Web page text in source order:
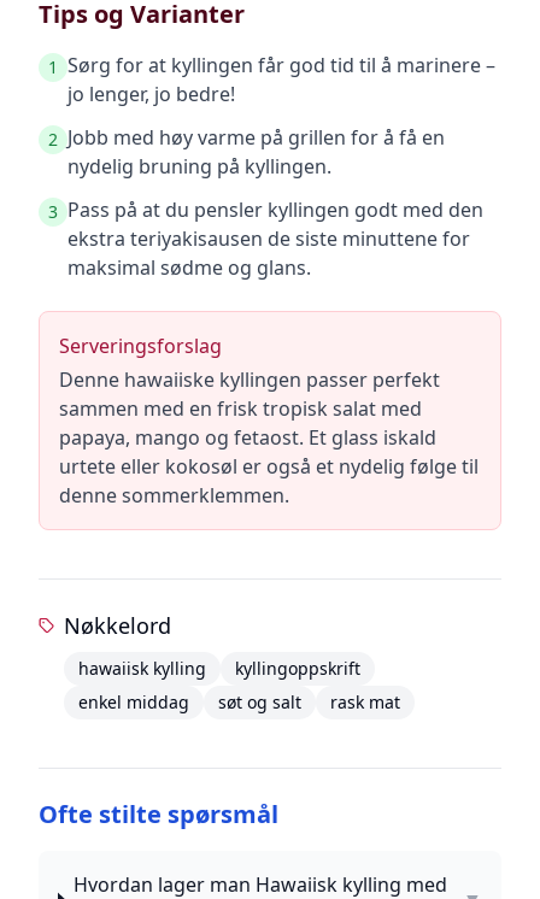
Tips og Varianter
1 Sørg for at kyllingen får god tid til å marinere –
jo lenger, jo bedre!
2 Jobb med høy varme på grillen for å få en
nydelig bruning på kyllingen.
3 Pass på at du pensler kyllingen godt med den
ekstra teriyakisausen de siste minuttene for
maksimal sødme og glans.
Serveringsforslag
Denne hawaiiske kyllingen passer perfekt
sammen med en frisk tropisk salat med
papaya, mango og fetaost. Et glass iskald
urtete eller kokosøl er også et nydelig følge til
denne sommerklemmen.
Nøkkelord
hawaiisk kylling
kyllingoppskrift
enkel middag
søt og salt rask mat
Ofte stilte spørsmål
Hvordan lager man Hawaiisk kylling med